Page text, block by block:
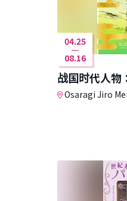
04.25
08.16
战国时代人物
Osaragi Jiro